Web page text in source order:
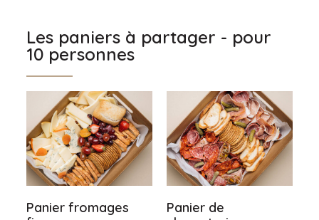
Les paniers à partager - pour
10 personnes
Panier fromages
Panier de